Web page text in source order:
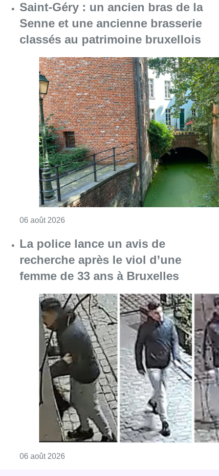
Saint-Géry : un ancien bras de la
Senne et une ancienne brasserie
classés au patrimoine bruxellois
06 août 2026
La police lance un avis de
recherche après le viol d’une
femme de 33 ans à Bruxelles
06 août 2026